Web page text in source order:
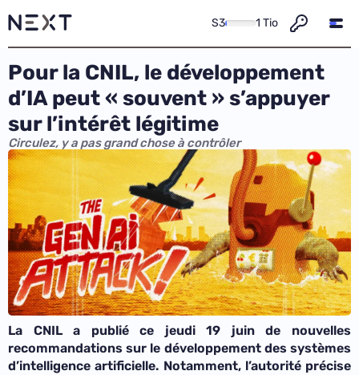
S3 1 Tio
Pour la CNIL, le développement
d’IA peut « souvent » s’appuyer
sur l’intérêt légitime
Circulez, y a pas grand chose à contrôler
La CNIL a publié ce jeudi 19 juin de nouvelles
recommandations sur le développement des systèmes
d’intelligence artificielle. Notamment, l’autorité précise